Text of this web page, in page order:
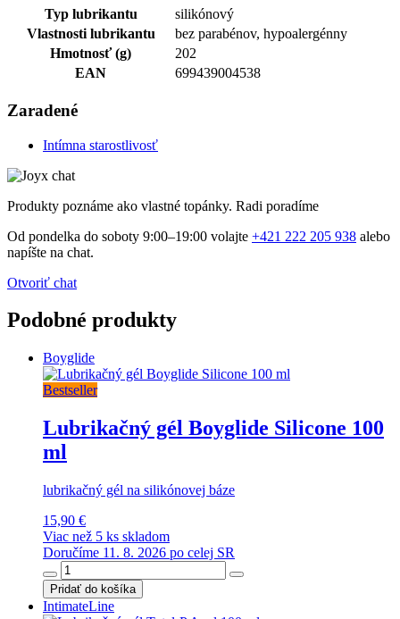
Typ lubrikantu
silikónový
Vlastnosti lubrikantu
bez parabénov, hypoalergénny
Hmotnosť (g)
202
EAN
699439004538
Zaradené
Intímna starostlivosť
Produkty poznáme ako vlastné topánky. Radi poradíme
Od pondelka do soboty 9:00–19:00 volajte +421 222 205 938 alebo
napíšte na chat.
Otvoriť chat
Podobné produkty
Boyglide
Bestseller
Lubrikačný gél Boyglide Silicone 100
ml
lubrikačný gél na silikónovej báze
15,90 €
Viac než 5 ks skladom
Doručíme 11. 8. 2026 po celej SR
Pridať do košíka
IntimateLine